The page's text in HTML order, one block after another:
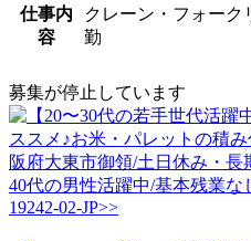
仕事内
容
クレーン・フォーク
勤
募集が停止しています